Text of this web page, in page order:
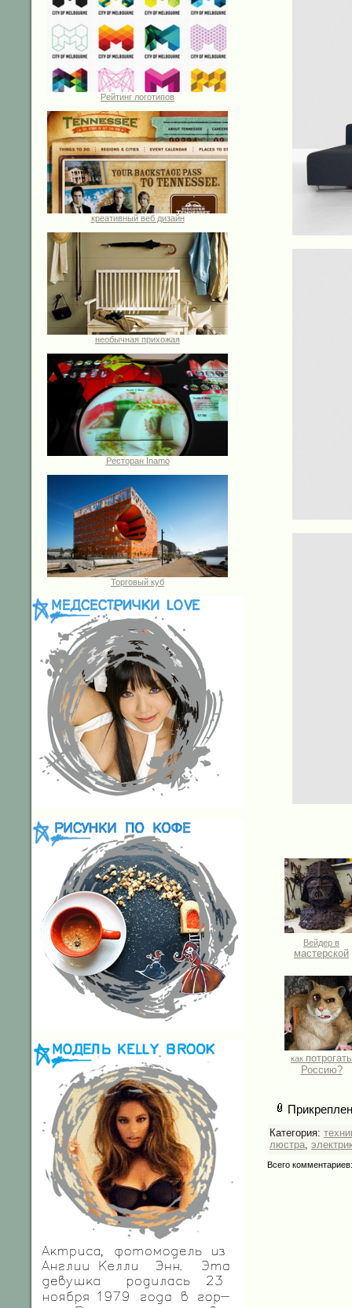
Рейтинг логотипов
креативный веб дизайн
необычная прихожая
Ресторан Inamo
Торговый куб
Вейдер в
мастерской
как потрогать
Россию?
Категория:
люстра
Всего